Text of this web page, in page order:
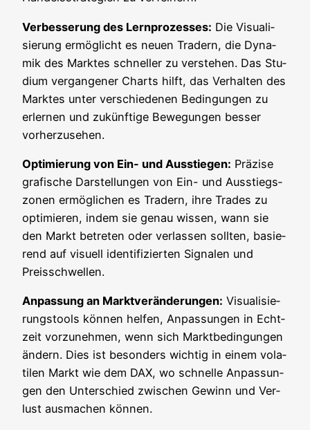
Ver­bes­se­rung des Lern­pro­zes­ses: Die Visua­li­
sie­rung ermög­licht es neu­en Tradern, die Dyna­
mik des Mark­tes schnel­ler zu ver­ste­hen. Das Stu­
di­um ver­gan­ge­ner Charts hilft, das Ver­hal­ten des
Mark­tes unter ver­schie­de­nen Bedin­gun­gen zu
erler­nen und zukünf­ti­ge Bewe­gun­gen bes­ser
vorherzusehen.
Opti­mie­rung von Ein- und Aus­stie­gen: Prä­zi­se
gra­fi­sche Dar­stel­lun­gen von Ein- und Aus­stiegs­
zo­nen ermög­li­chen es Tradern, ihre Trades zu
opti­mie­ren, indem sie genau wis­sen, wann sie
den Markt betre­ten oder ver­las­sen soll­ten, basie­
rend auf visu­ell iden­ti­fi­zier­ten Signa­len und
Preisschwellen.
Anpas­sung an Markt­ver­än­de­run­gen: Visua­li­sie­
rungs­tools kön­nen hel­fen, Anpas­sun­gen in Echt­
zeit vor­zu­neh­men, wenn sich Markt­be­din­gun­gen
ändern. Dies ist beson­ders wich­tig in einem vola­
ti­len Markt wie dem DAX, wo schnel­le Anpas­sun­
gen den Unter­schied zwi­schen Gewinn und Ver­
lust aus­ma­chen können.